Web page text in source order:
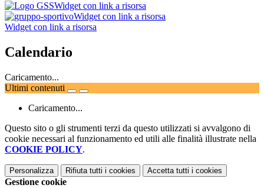
Widget con link a risorsa
Widget con link a risorsa
Widget con link a risorsa
Calendario
Caricamento...
Ultimi contenuti
Caricamento...
Questo sito o gli strumenti terzi da questo utilizzati si avvalgono di
cookie necessari al funzionamento ed utili alle finalità illustrate nella
COOKIE POLICY.
Personalizza Rifiuta tutti i cookies Accetta tutti i cookies
Gestione cookie